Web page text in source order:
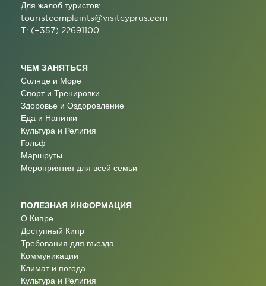
Для жалоб туристов:
touristcomplaints@visitcyprus.com
T: (+357) 22691100
ЧЕМ ЗАНЯТЬСЯ
Солнце и Море
Спорт и Тренировки
Здоровье и Оздоровление
Еда и Напитки
Культура и Религия
Гольф
Маршруты
Мероприятия для всей семьи
ПОЛЕЗНАЯ ИНФОРМАЦИЯ
О Кипре
Доступный Кипр
Требования для въезда
Коммуникации
Климат и погода
Культура и Религия